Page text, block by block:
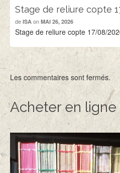
Stage de reliure copte
de ISA on MAI 26, 2026
Stage de reliure copte 17/08/
Les commentaires sont fermés.
Acheter en ligne